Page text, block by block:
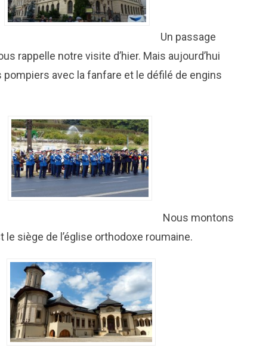
Un passage
rappelle notre visite d’hier. Mais aujourd’hui
avec la fanfare et le défilé de engins
Nous montons
siège de l’église orthodoxe roumaine.